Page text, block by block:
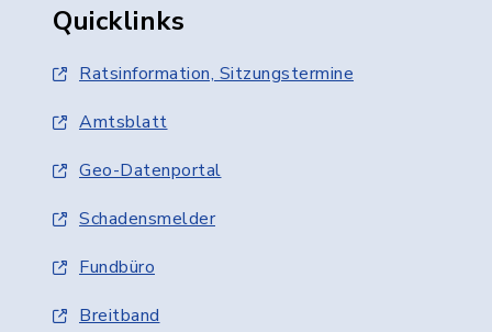
Quicklinks
Ratsinformation, Sitzungstermine
Amtsblatt
Geo-Datenportal
Schadensmelder
Fundbüro
Breitband